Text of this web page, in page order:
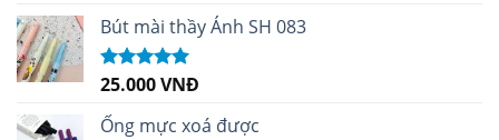
sao
Bút mài thầy Ánh SH 083
Được xếp
sao
25.000VNĐ
Ống mực xoá được